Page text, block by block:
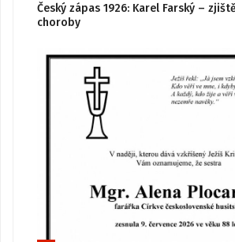
Český zápas 1926: Karel Farský –
choroby